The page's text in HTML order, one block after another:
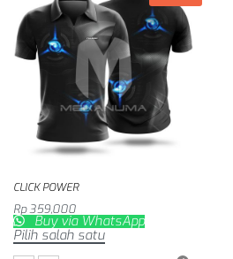
CLICK POWER
Buy via WhatsApp
Rp359,000
Pilih salah satu